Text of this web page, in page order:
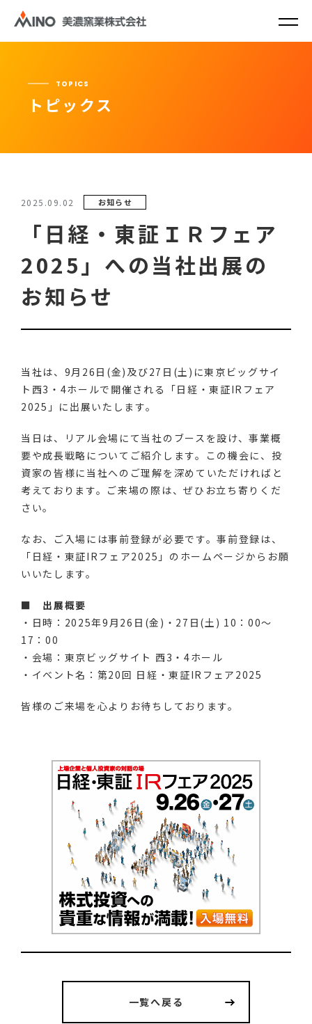
TOPICS
トピックス
2025.09.02 お知らせ
「日経・東証ＩＲフェア
2025」への当社出展の
お知らせ
当社は、9月26日(金)及び27日(土) に東京ビッグサイ
ト西3・4ホールで開催される「日経・東証IRフェア
2025」に出展いたします。
当日は、リアル会場にて当社のブースを設け、事業概
要や成長戦略についてご紹介します。この機会に、 投
資家の皆様に当社へのご理解を深めていただければと
考えており ます。ご来場の際は、ぜひお立ち寄りくだ
さい。
なお、ご入場には事前登録が必要です。事前登録は、
「日経・東証IRフェア2025」のホームページからお願
いいたします。
■ 出展概要
・日時：2025年9月26日(金)・27日(土) 10：00～
17：00
・会場：東京ビッグサイト 西3・4ホール
・イベント名：第20回 日経・東証IRフェア2025
皆様のご来場を心よりお待ちしております。
一覧へ戻る